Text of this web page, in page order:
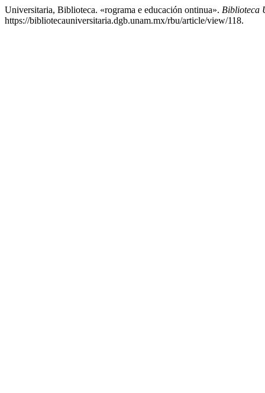
Universitaria, Biblioteca. «rograma e educación ontinua». Biblioteca
https://bibliotecauniversitaria.dgb.unam.mx/rbu/article/view/118.